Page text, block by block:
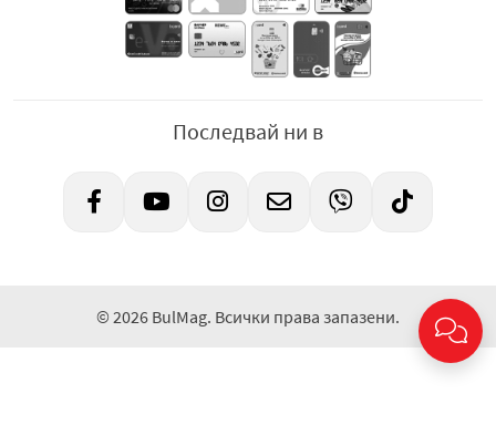
Последвай ни в
© 2026 BulMag. Всички права запазени.